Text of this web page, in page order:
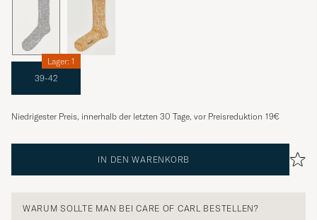
39-42
Lager: 1
Niedrigester Preis, innerhalb der letzten 30 Tage, vor Preisreduktion 19€
IN DEN WARENKORB
WARUM SOLLTE MAN BEI CARE OF CARL BESTELLEN?